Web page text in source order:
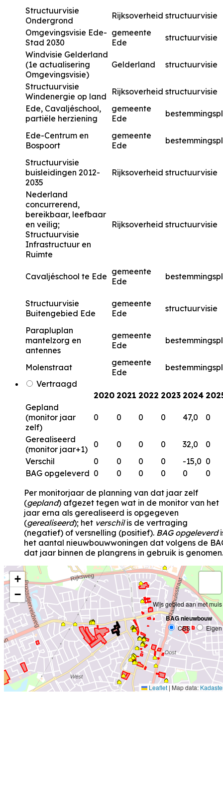
Structuurvisie
Ondergrond
Rijksoverheid structuurvisie
Omgevingsvisie Ede-
Stad 2030
gemeente
Ede
structuurvisie
Windvisie Gelderland
(1e actualisering
Omgevingsvisie)
Gelderland structuurvisie
Structuurvisie
Windenergie op land
Rijksoverheid structuurvisie
Ede, Cavaljéschool,
partiële herziening
gemeente
Ede
Ede-Centrum en
Bospoort
gemeente
Ede
Structuurvisie
buisleidingen 2012-
2035
Rijksoverheid structuurvisie
Nederland
concurrerend,
bereikbaar, leefbaar
en veilig;
Structuurvisie
Infrastructuur en
Ruimte
Rijksoverheid structuurvisie
Cavaljéschool te Ede gemeente
Ede
Structuurvisie
Buitengebied Ede
gemeente
Ede
structuurvisie
Parapluplan
mantelzorg en
antennes
gemeente
Ede
Molenstraat
gemeente
Ede
Vertraagd
2020 2021 2022 2023 2024
Gepland
(monitor jaar
zelf)
0 0 0 0 47,0 0
Gerealiseerd
(monitor jaar+1)
0 0 0 0 32,0
0
Verschil
0 0 0 0 -15,0 0
BAG opgeleverd 0 0 0 0 0
0
Per monitorjaar de planning van dat jaar zelf
(gepland) afgezet tegen wat in de monitor van het
jaar erna als gerealiseerd is opgegeven
(gerealiseerd); het verschilis de vertraging
(negatief) of versnelling (positief). BAG opgeleverd
het aantal nieuwbouwwoningen dat volgens de
dat jaar binnen de plangrens in gebruik is genomen.
+
−
Wijs gebied aan met muis
BAG nieuwbouw
CBS Eigen
Leaflet | Map data: